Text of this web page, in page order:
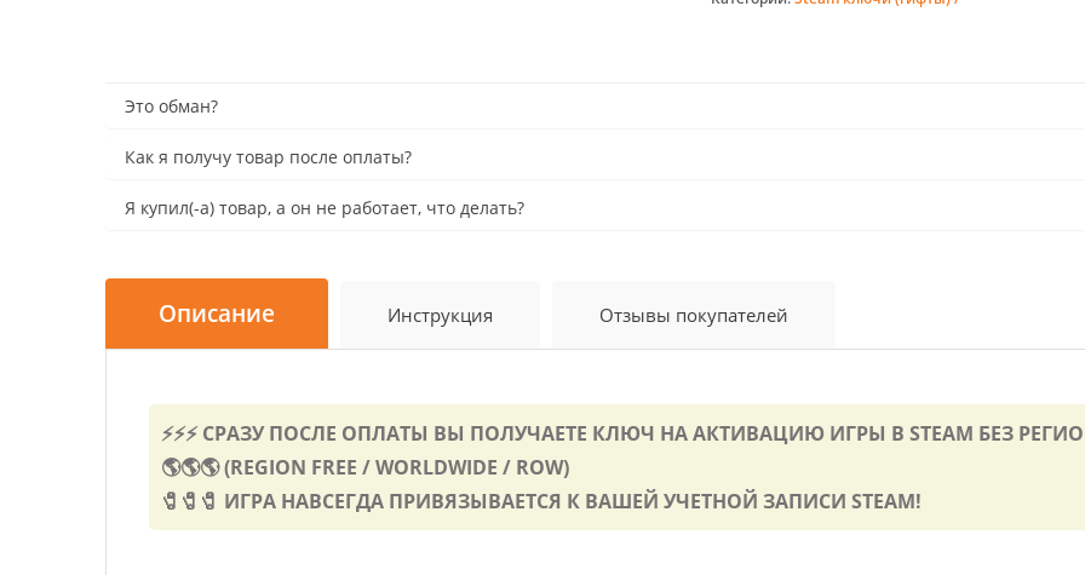
Это обман?
Как я получу товар после оплаты?
Я купил(-а) товар, а он не работает, что делать?
Описание Инструкция Отзывы покупателей
⚡⚡⚡ СРАЗУ ПОСЛЕ ОПЛАТЫ ВЫ ПОЛУЧАЕТЕ КЛЮЧ НА АКТИВАЦИЮ ИГРЫ В STEAM БЕЗ
🌎🌎🌎 (REGION FREE / WORLDWIDE / ROW)
🧷🧷🧷 ИГРА НАВСЕГДА ПРИВЯЗЫВАЕТСЯ К ВАШЕЙ УЧЕТНОЙ ЗАПИСИ STEAM!